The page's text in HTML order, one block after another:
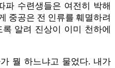
파 수련생들은 여전히 박해
중공은 전 인류를 훼멸하려
알려 진상이 이미 천하에
뭘 하느냐고 물었다. 내가